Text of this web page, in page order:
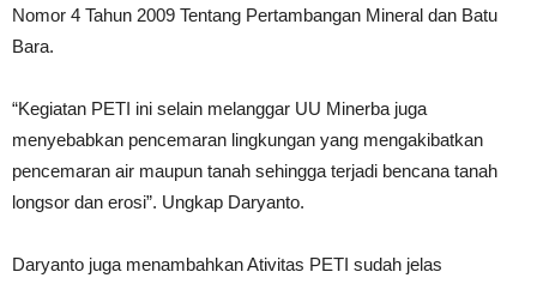
Nomor 4 Tahun 2009 Tentang Pertambangan Mineral dan Batu
Bara.
“Kegiatan PETI ini selain melanggar UU Minerba juga
menyebabkan pencemaran lingkungan yang mengakibatkan
pencemaran air maupun tanah sehingga terjadi bencana tanah
longsor dan erosi”. Ungkap Daryanto.
Daryanto juga menambahkan Ativitas PETI sudah jelas